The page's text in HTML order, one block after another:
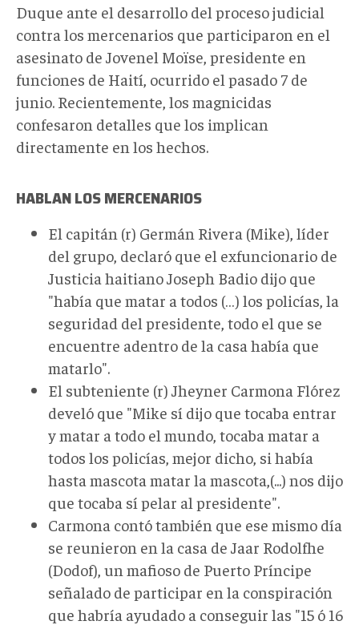
Duque ante el desarrollo del proceso judicial
contra los mercenarios que participaron en el
asesinato de Jovenel Moïse, presidente en
funciones de Haití, ocurrido el pasado 7 de
junio. Recientemente, los magnicidas
confesaron detalles que los implican
directamente en los hechos.
HABLAN LOS MERCENARIOS
El capitán (r) Germán Rivera (Mike), líder
del grupo, declaró que el exfuncionario de
Justicia haitiano Joseph Badio dijo que
"había que matar a todos (…) los policías, la
seguridad del presidente, todo el que se
encuentre adentro de la casa había que
matarlo".
El subteniente (r) Jheyner Carmona Flórez
develó que "Mike sí dijo que tocaba entrar
y matar a todo el mundo, tocaba matar a
todos los policías, mejor dicho, si había
hasta mascota matar la mascota,(...) nos dijo
que tocaba sí pelar al presidente".
Carmona contó también que ese mismo día
se reunieron en la casa de Jaar Rodolfhe
(Dodof), un mafioso de Puerto Príncipe
señalado de participar en la conspiración
que habría ayudado a conseguir las "15 ó 16